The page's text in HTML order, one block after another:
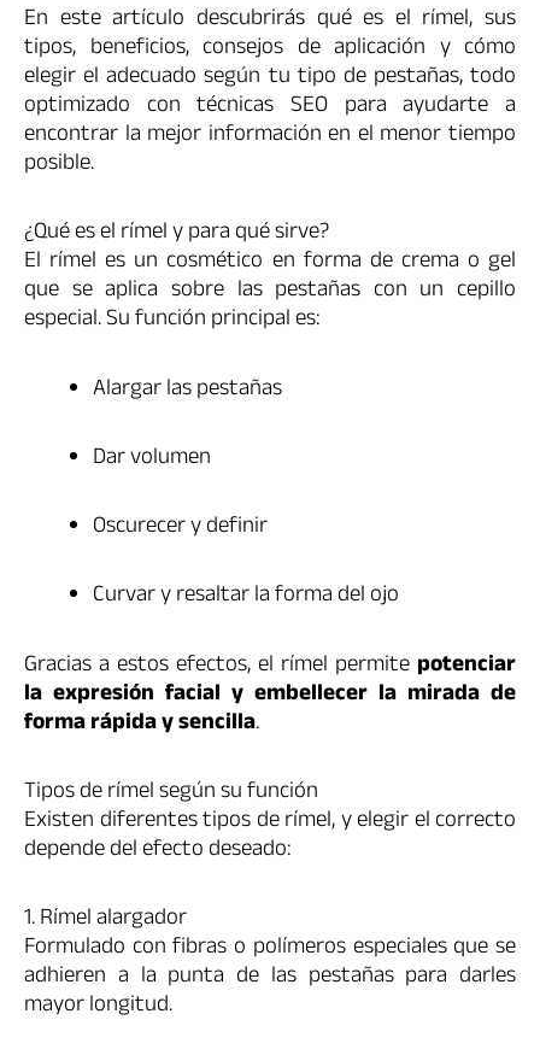
En este artículo descubrirás qué es el rímel, sus
tipos, beneficios, consejos de aplicación y cómo
elegir el adecuado según tu tipo de pestañas, todo
optimizado con técnicas SEO para ayudarte a
encontrar la mejor información en el menor tiempo
posible.
¿Qué es el rímel y para qué sirve?
El rímel es un cosmético en forma de crema o gel
que se aplica sobre las pestañas con un cepillo
especial. Su función principal es:
Alargar las pestañas
Dar volumen
Oscurecer y definir
Curvar y resaltar la forma del ojo
Gracias a estos efectos, el rímel permite potenciar
la expresión facial y embellecer la mirada de
forma rápida y sencilla.
Tipos de rímel según su función
Existen diferentes tipos de rímel, y elegir el correcto
depende del efecto deseado:
1. Rímel alargador
Formulado con fibras o polímeros especiales que se
adhieren a la punta de las pestañas para darles
mayor longitud.